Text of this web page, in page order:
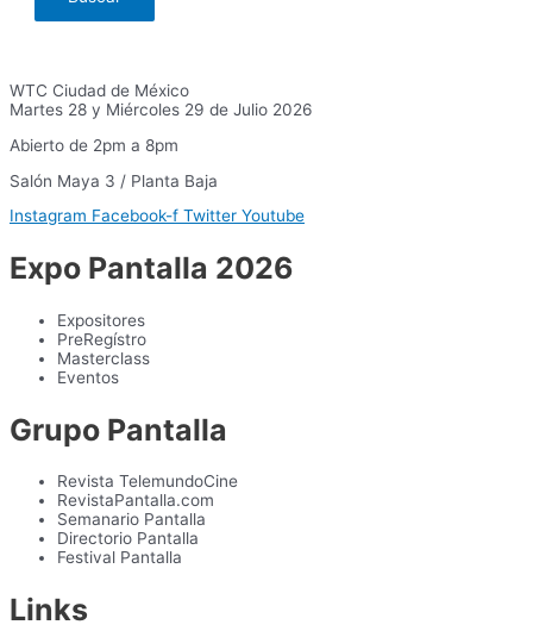
WTC Ciudad de México
Martes 28 y Miércoles 29 de Julio 2026
Abierto de 2pm a 8pm
Salón Maya 3 / Planta Baja
Instagram Facebook-f Twitter Youtube
Expo Pantalla 2026
Expositores
PreRegístro
Masterclass
Eventos
Grupo Pantalla
Revista TelemundoCine
RevistaPantalla.com
Semanario Pantalla
Directorio Pantalla
Festival Pantalla
Links